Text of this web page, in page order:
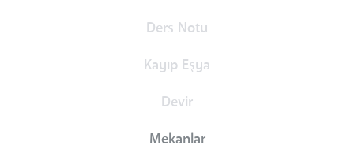
Ders Notu
Kayıp Eşya
Devir
Mekanlar